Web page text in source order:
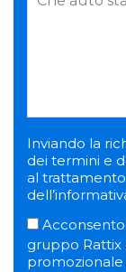
Inviando la
dei termini e
al
gruppo Rattix
promozionale